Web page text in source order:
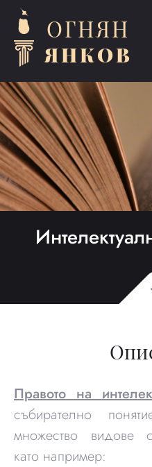
ОГНЯН
ЯНКОВ
Правото на
събирателно
множество видове
като например: